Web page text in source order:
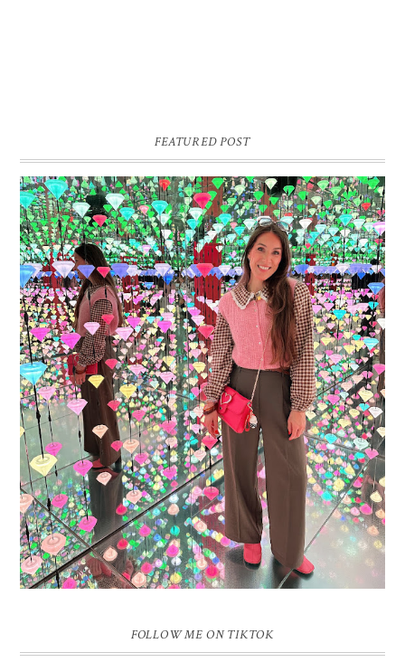
FEATURED POST
16 JAAR SPRINKLES ON A CUPCAKE
Vandaag is het weer zo’n moment waarop ik even bewust op de
pauzeknop duw, want Sprinkles on a Cupcake bestaat 16 jaar. Zestien.
Dat blijft ...
FOLLOW ME ON TIKTOK